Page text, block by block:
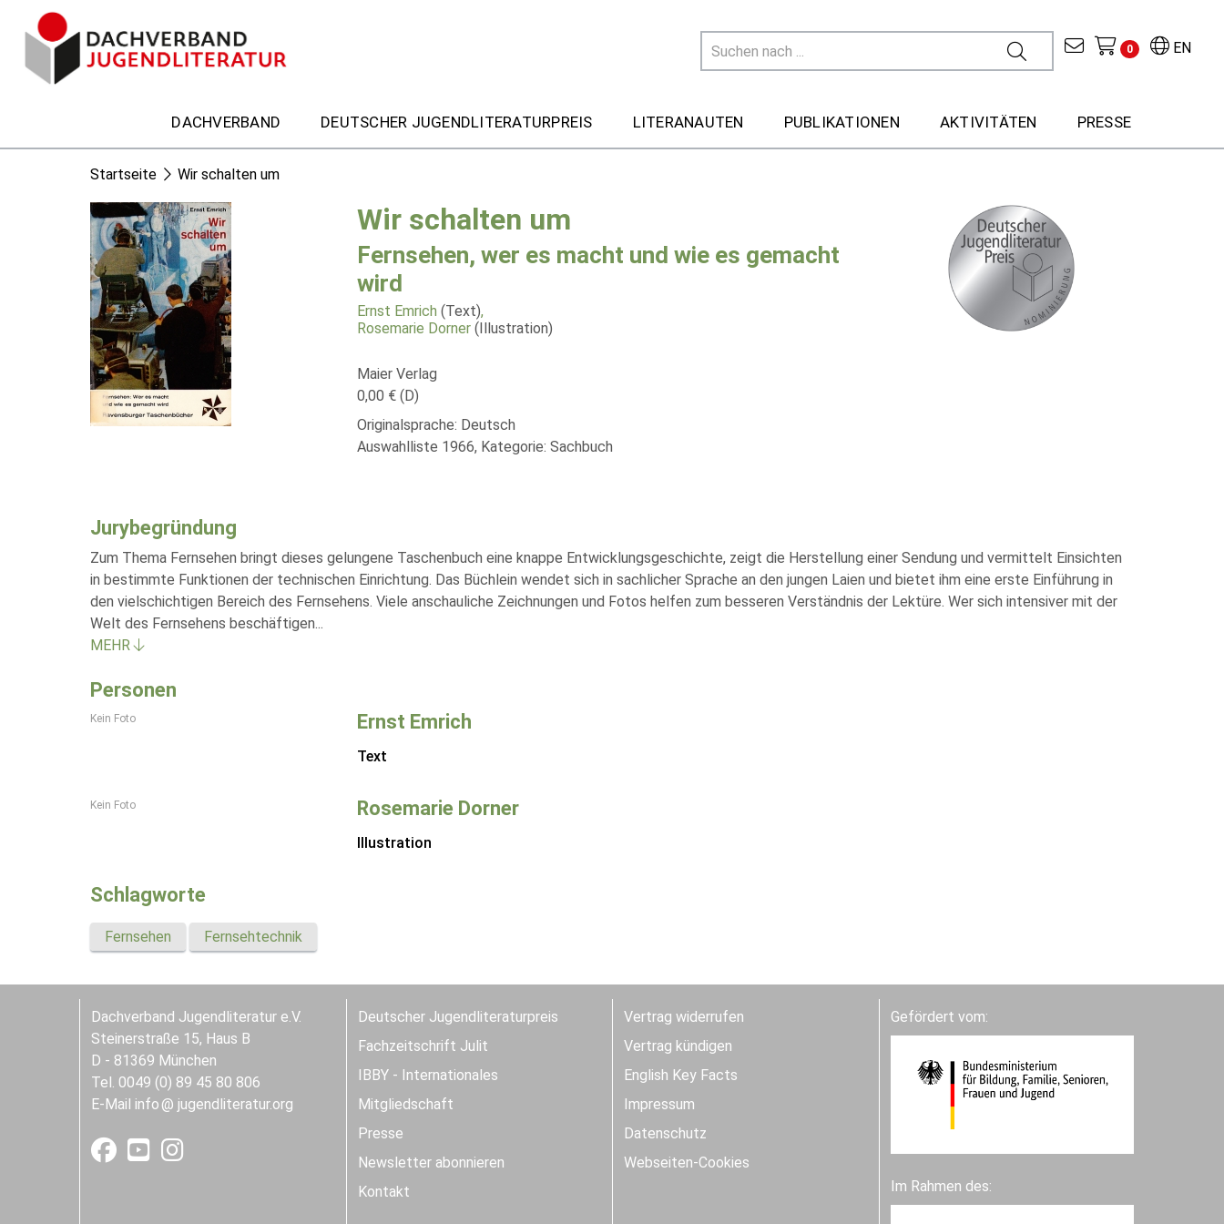
EN
0
DACHVERBAND DEUTSCHER JUGENDLITERATURPREIS LITERANAUTEN PUBLIKATIONEN AKTIVITÄTEN PRESSE
Startseite Wir schalten um
Wir schalten um
Fernsehen, wer es macht und wie es gemacht
wird
Ernst Emrich (Text),
Rosemarie Dorner (Illustration)
Maier Verlag
0,00 € (D)
Originalsprache: Deutsch
Auswahlliste 1966, Kategorie: Sachbuch
Jurybegründung
Zum Thema Fernsehen bringt dieses gelungene Taschenbuch eine knappe Entwicklungsgeschichte, zeigt die Herstellung einer Sendung und vermittelt Einsichten
in bestimmte Funktionen der technischen Einrichtung. Das Büchlein wendet sich in sachlicher Sprache an den jungen Laien und bietet ihm eine erste Einführung in
den vielschichtigen Bereich des Fernsehens. Viele anschauliche Zeichnungen und Fotos helfen zum besseren Verständnis der Lektüre. Wer sich intensiver mit der
Welt des Fernsehens beschäftigen...
MEHR
Personen
Kein Foto Ernst Emrich
Text
Kein Foto Rosemarie Dorner
Illustration
Schlagworte
Fernsehen Fernsehtechnik
Dachverband Jugendliteratur e.V.
Steinerstraße 15, Haus B
D - 81369 München
Tel. 0049 (0) 89 45 80 806
E-Mail info jugendliteratur.org
Deutscher Jugendliteraturpreis
Fachzeitschrift Julit
IBBY - Internationales
Mitgliedschaft
Presse
Newsletter abonnieren
Kontakt
Vertrag widerrufen
Vertrag kündigen
English Key Facts
Impressum
Datenschutz
Webseiten-Cookies
Gefördert vom:
Im Rahmen des: